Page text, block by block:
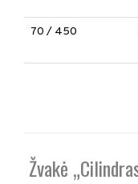
70 / 450
Žvakė